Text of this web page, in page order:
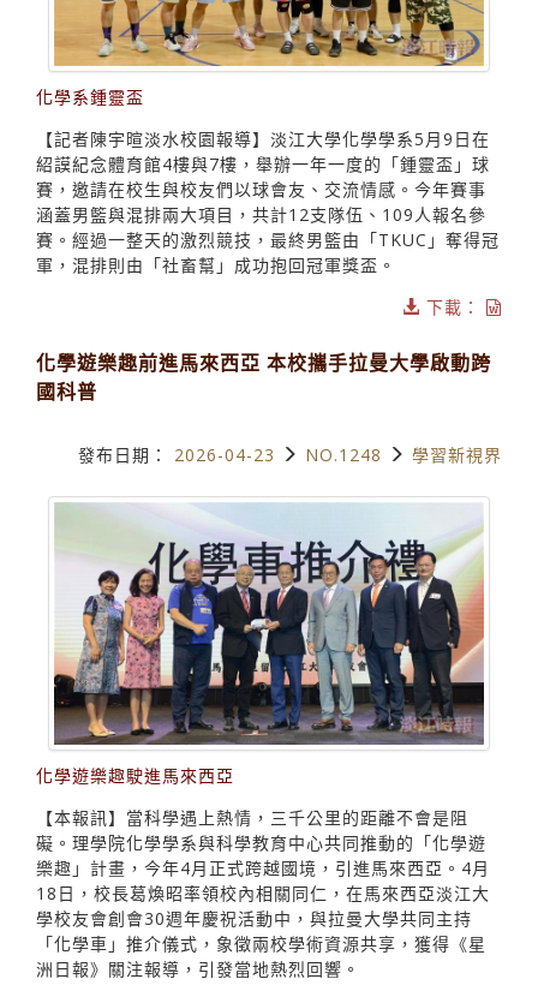
化學系鍾靈盃
【記者陳宇暄淡水校園報導】淡江大學化學學系5月9日在
紹謨紀念體育館4樓與7樓，舉辦一年一度的「鍾靈盃」球
賽，邀請在校生與校友們以球會友、交流情感。今年賽事
涵蓋男籃與混排兩大項目，共計12支隊伍、109人報名參
賽。經過一整天的激烈競技，最終男籃由「TKUC」奪得冠
軍，混排則由「社畜幫」成功抱回冠軍獎盃。
下載：
化學遊樂趣前進馬來西亞 本校攜手拉曼大學啟動跨
國科普
發布日期： 2026-04-23 NO.1248 學習新視界
化學遊樂趣駛進馬來西亞
【本報訊】當科學遇上熱情，三千公里的距離不會是阻
礙。理學院化學學系與科學教育中心共同推動的「化學遊
樂趣」計畫，今年4月正式跨越國境，引進馬來西亞。4月
18日，校長葛煥昭率領校內相關同仁，在馬來西亞淡江大
學校友會創會30週年慶祝活動中，與拉曼大學共同主持
「化學車」推介儀式，象徵兩校學術資源共享，獲得《星
洲日報》關注報導，引發當地熱烈回響。